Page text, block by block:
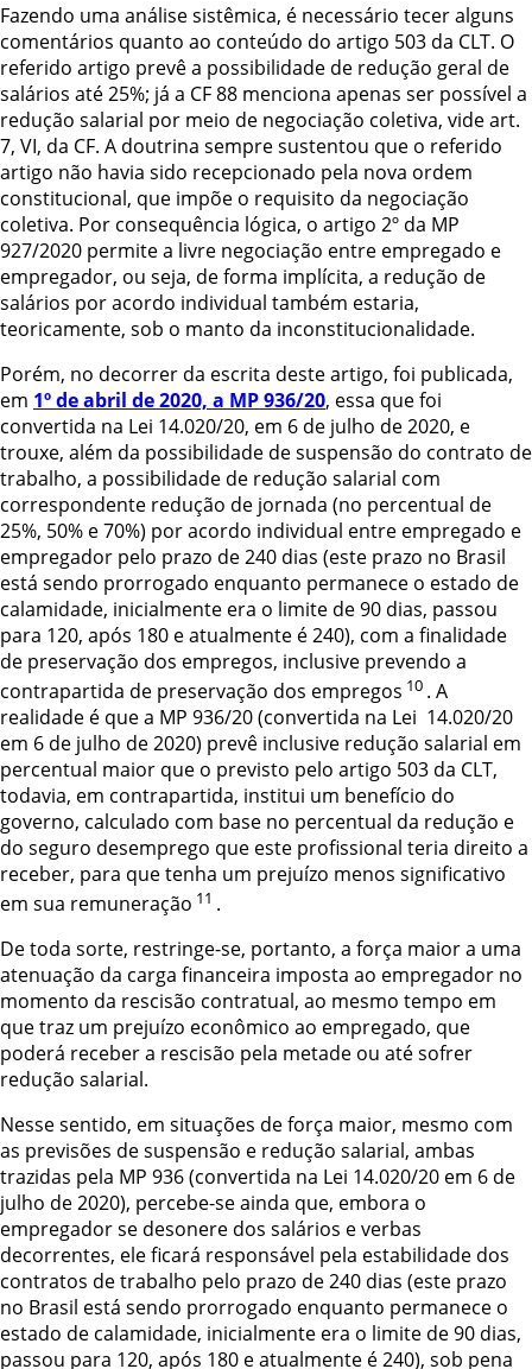
Fazendo uma análise sistêmica, é necessário tecer alguns
comentários quanto ao conteúdo do artigo 503 da CLT. O
referido artigo prevê a possibilidade de redução geral de
salários até 25%; já a CF 88 menciona apenas ser possível a
redução salarial por meio de negociação coletiva, vide art.
7, VI, da CF. A doutrina sempre sustentou que o referido
artigo não havia sido recepcionado pela nova ordem
constitucional, que impõe o requisito da negociação
coletiva. Por consequência lógica, o artigo 2º da MP
927/2020 permite a livre negociação entre empregado e
empregador, ou seja, de forma implícita, a redução de
salários por acordo individual também estaria,
teoricamente, sob o manto da inconstitucionalidade.
Porém, no decorrer da escrita deste artigo, foi publicada,
em 1º de abril de 2020, a MP 936/20, essa que foi
convertida na Lei 14.020/20, em 6 de julho de 2020, e
trouxe, além da possibilidade de suspensão do contrato de
trabalho, a possibilidade de redução salarial com
correspondente redução de jornada (no percentual de
25%, 50% e 70%) por acordo individual entre empregado e
empregador pelo prazo de 240 dias (este prazo no Brasil
está sendo prorrogado enquanto permanece o estado de
calamidade, inicialmente era o limite de 90 dias, passou
para 120, após 180 e atualmente é 240), com a finalidade
de preservação dos empregos, inclusive prevendo a
contrapartida de preservação dos empregos 10 . A
realidade é que a MP 936/20 (convertida na Lei 14.020/20
em 6 de julho de 2020) prevê inclusive redução salarial em
percentual maior que o previsto pelo artigo 503 da CLT,
todavia, em contrapartida, institui um benefício do
governo, calculado com base no percentual da redução e
do seguro desemprego que este profissional teria direito a
receber, para que tenha um prejuízo menos significativo
em sua remuneração 11 .
De toda sorte, restringe-se, portanto, a força maior a uma
atenuação da carga financeira imposta ao empregador no
momento da rescisão contratual, ao mesmo tempo em
que traz um prejuízo econômico ao empregado, que
poderá receber a rescisão pela metade ou até sofrer
redução salarial.
Nesse sentido, em situações de força maior, mesmo com
as previsões de suspensão e redução salarial, ambas
trazidas pela MP 936 (convertida na Lei 14.020/20 em 6 de
julho de 2020), percebe-se ainda que, embora o
empregador se desonere dos salários e verbas
decorrentes, ele ficará responsável pela estabilidade dos
contratos de trabalho pelo prazo de 240 dias (este prazo
no Brasil está sendo prorrogado enquanto permanece o
estado de calamidade, inicialmente era o limite de 90 dias,
passou para 120, após 180 e atualmente é 240), sob pena